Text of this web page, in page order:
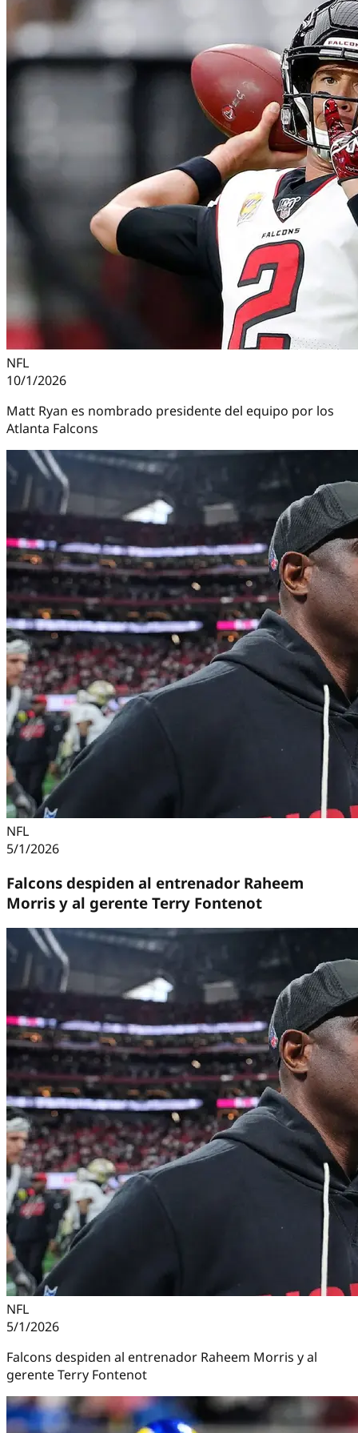
NFL
10/1/2026
Matt Ryan es nombrado presidente del equipo por los
Atlanta Falcons
NFL
5/1/2026
Falcons despiden al entrenador Raheem
Morris y al gerente Terry Fontenot
NFL
5/1/2026
Falcons despiden al entrenador Raheem Morris y al
gerente Terry Fontenot